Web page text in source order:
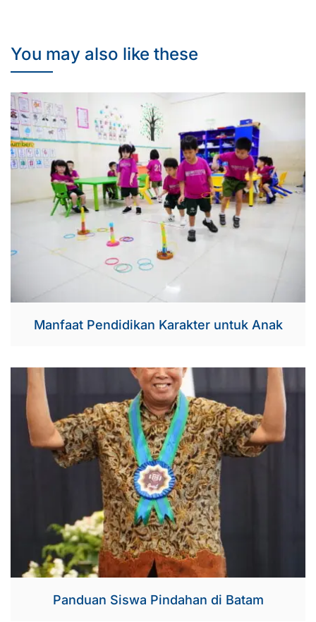
You may also like these
Manfaat Pendidikan Karakter untuk Anak
Panduan Siswa Pindahan di Batam